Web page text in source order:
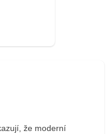
že moderní